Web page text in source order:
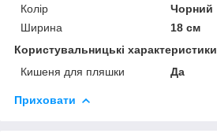
Колір
Чорний
Ширина
18 см
Користувальницькі характеристики
Кишеня для пляшки
Да
Приховати